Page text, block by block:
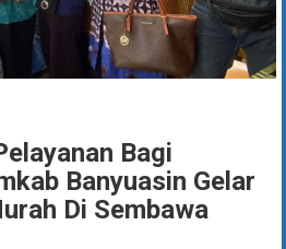
Bagi
Banyuasin Gelar
Di Sembawa